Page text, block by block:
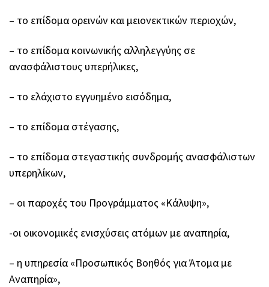
– το επίδομα ορεινών και μειονεκτικών περιοχών,
– το επίδομα κοινωνικής αλληλεγγύης σε
ανασφάλιστους υπερήλικες,
– το ελάχιστο εγγυημένο εισόδημα,
– το επίδομα στέγασης,
– το επίδομα στεγαστικής συνδρομής ανασφάλιστων
υπερηλίκων,
– οι παροχές του Προγράμματος «Κάλυψη»,
-οι οικονομικές ενισχύσεις ατόμων με αναπηρία,
– η υπηρεσία «Προσωπικός Βοηθός για Άτομα με
Αναπηρία»,